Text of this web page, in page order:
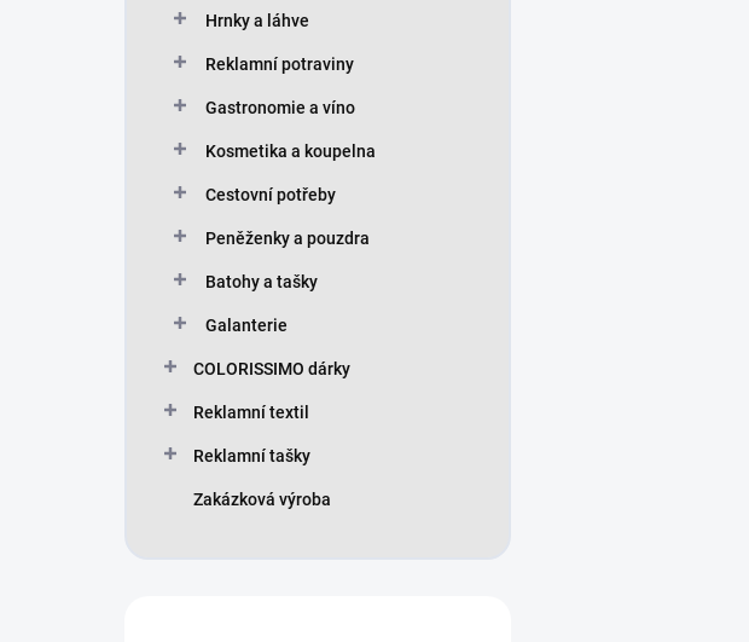
Hrnky a láhve
Reklamní potraviny
Gastronomie a víno
Kosmetika a koupelna
Cestovní potřeby
Peněženky a pouzdra
Batohy a tašky
Galanterie
COLORISSIMO dárky
Reklamní textil
Reklamní tašky
Zakázková výroba